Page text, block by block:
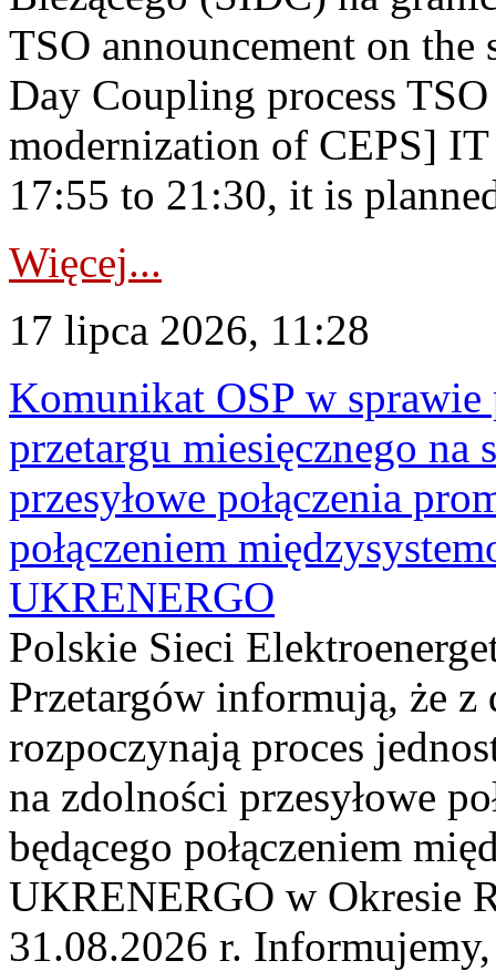
TSO announcement on
Day Coupling process
modernization of CEPS]
17:55 to 21:30, it is
Więcej...
17 lipca 2026, 11:28
Komunikat OSP w sprawie
przetargu miesięcznego
przesyłowe połączenia
połączeniem
UKRENERGO
Polskie Sieci
Przetargów informują, że
rozpoczynają proces
na zdolności przesyłowe
będącego połączeniem
UKRENERGO w Okresie
31.08.2026 r.